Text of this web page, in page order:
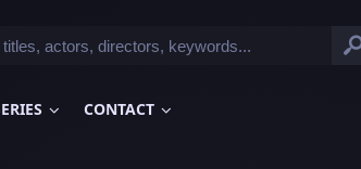
CONTACT